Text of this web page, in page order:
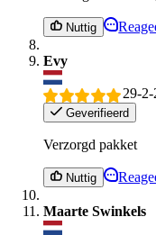
Nuttig
Evy
29-
Geverifieerd
Verzorgd pakket
Nuttig
Maarte Swinkels